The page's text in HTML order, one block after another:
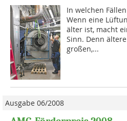
In welchen
Wenn eine
älter ist, macht
Sinn. Denn
großen,...
Ausgabe 06/2008